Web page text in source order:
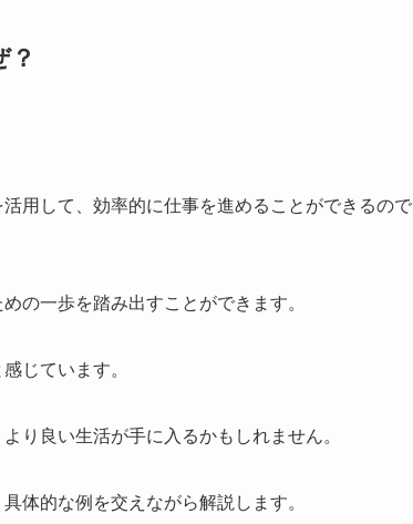
用して、効率的に仕事を進めることができるので
の一歩を踏み出すことができます。
じています。
り良い生活が手に入るかもしれません。
体的な例を交えながら解説します。